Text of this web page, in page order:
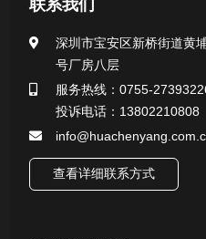
一次性使用采样器系列
微生物样本保存液（通用运
核酸（DNA&RNA）样本采
联系我们
深圳市宝安区新桥街道黄
号厂房八层
服务热线：0755-
投诉电话：13802210808
查看详细联系方式